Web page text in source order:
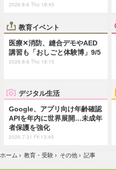
2026.8.6 Thu 18:45
教育イベント
医療✕消防、縫合デモやAED
講習も「おしごと体験博」9/5
2026.8.6 Thu 18:15
デジタル生活
Google、アプリ向け年齢確認
APIを年内に世界展開…未成年
者保護を強化
2026.7.31 Fri 13:45
ホーム › 教育・受験 › その他 › 記事